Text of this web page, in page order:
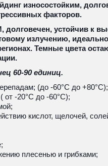
износостойким,
факторов.
устойчив к
излучению,
Темные цвета
60-90 единиц.
(до -60°С до +80°С);
-20°С до -60°С);
кислот, щелочей,
плесенью и грибками;